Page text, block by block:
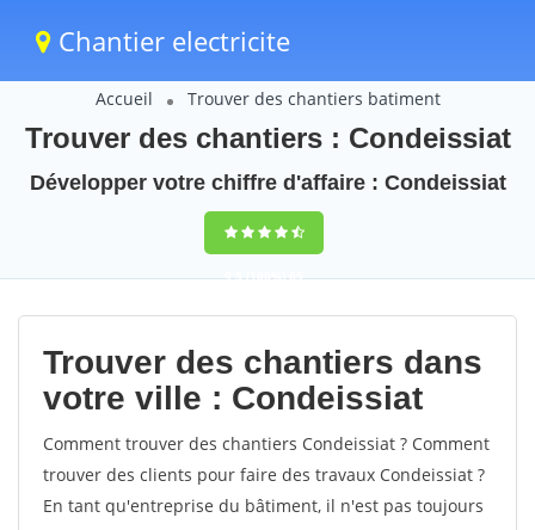
Chantier electricite
Accueil Trouver des chantiers batiment
Trouver des chantiers : Condeissiat
Développer votre chiffre d'affaire : Condeissiat
9,5(100%)65
votes
Trouver des chantiers dans
votre ville : Condeissiat
Comment trouver des chantiers Condeissiat ? Comment
trouver des clients pour faire des travaux Condeissiat ?
En tant qu'entreprise du bâtiment, il n'est pas toujours